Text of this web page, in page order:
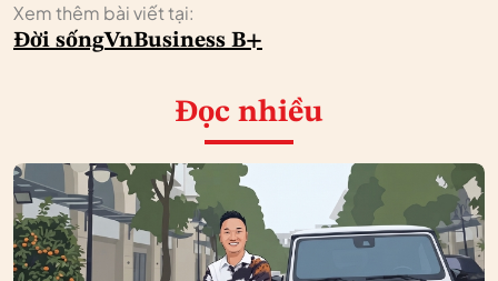
Xem thêm bài viết tại:
Đời sốngVnBusiness B+
Đọc nhiều